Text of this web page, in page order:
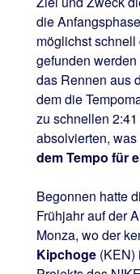
die
möglichst
gefunden
das Rennen aus
dem die
zu schnellen
absolvierten,
dem Tempo für
Begonnen hatte
Frühjahr auf der
Monza, wo der
Kipchoge(KEN)